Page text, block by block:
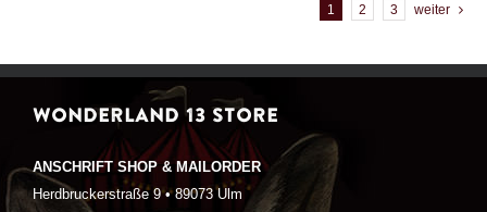
1 2 3 weiter
WONDERLAND 13 STORE
ANSCHRIFT SHOP & MAILORDER
Herdbruckerstraße 9 • 89073 Ulm